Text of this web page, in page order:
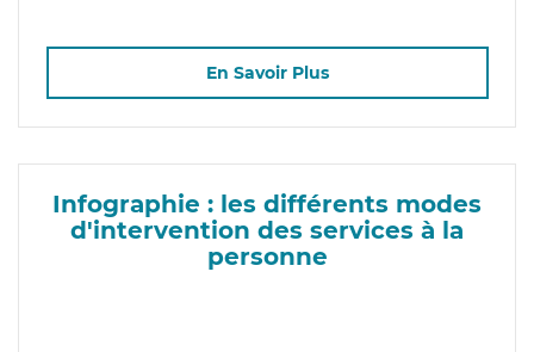
En Savoir Plus
Infographie : les différents modes
d'intervention des services à la
personne